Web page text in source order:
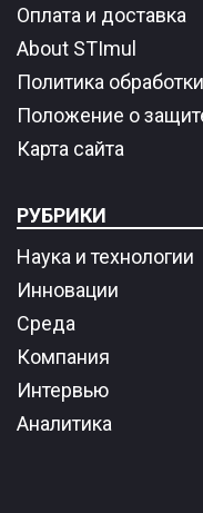
Оплата и доставка
About STImul
Политика
Положение о
Карта сайта
РУБРИКИ
Наука и технологии
Инновации
Среда
Компания
Интервью
Аналитика